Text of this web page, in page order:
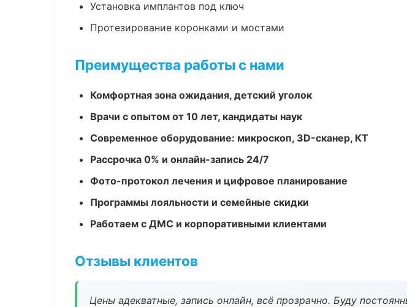
Установка имплантов под ключ
Протезирование коронками и мостами
Преимущества работы с нами
Комфортная зона ожидания, детский уголок
Врачи с опытом от 10 лет, кандидаты наук
Современное оборудование: микроскоп, 3D-сканер, КТ
Рассрочка 0% и онлайн-запись 24/7
Фото-протокол лечения и цифровое планирование
Программы лояльности и семейные скидки
Работаем с ДМС и корпоративными клиентами
Отзывы клиентов
Цены адекватные, запись онлайн, всё прозрачно. Буду